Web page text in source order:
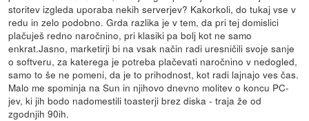
storitev izgleda uporaba nekih serverjev? Kakorkoli, do tukaj vse v
redu in zelo podobno. Grda razlika je v tem, da pri tej domislici
plačuješ redno naročnino, pri klasiki pa bolj kot ne samo
enkrat.Jasno, marketirji bi na vsak način radi uresničili svoje sanje
o softveru, za katerega je potreba plačevati naročnino v nedogled,
samo to še ne pomeni, da je to prihodnost, kot radi lajnajo ves čas.
Malo me spominja na Sun in njihovo dnevno molitev o koncu PC-
jev, ki jih bodo nadomestili toasterji brez diska - traja že od
zgodnjih 90ih.